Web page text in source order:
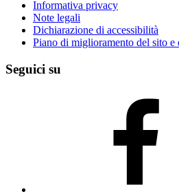
Informativa privacy
Note legali
Dichiarazione di accessibilità
Piano di miglioramento del sito e
Seguici su